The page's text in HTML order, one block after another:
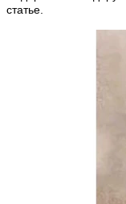
статье.